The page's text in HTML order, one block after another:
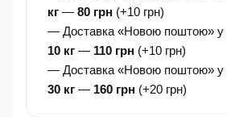
кг — 80 грн (+10 грн)
— Доставка «Новою поштою» у
10 кг — 110 грн (+10 грн)
— Доставка «Новою поштою» у
30 кг — 160 грн (+20 грн)